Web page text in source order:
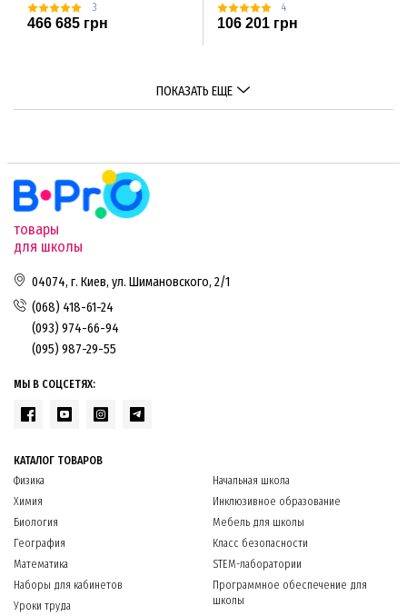
3
466 685 грн
4
106 201 грн
ПОКАЗАТЬ ЕЩЕ
товары
для школы
04074, г. Киев, ул. Шимановского, 2/1
(068) 418-61-24
(093) 974-66-94
(095) 987-29-55
МЫ В СОЦСЕТЯХ:
КАТАЛОГ ТОВАРОВ
Физика
Химия
Биология
География
Математика
Наборы для кабинетов
Уроки труда
Начальная школа
Инклюзивное образование
Мебель для школы
Класс безопасности
STEM-лаборатории
Программное обеспечение для
школы